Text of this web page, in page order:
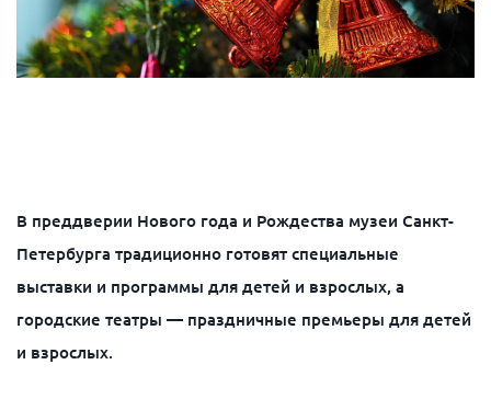
В преддверии Нового года и Рождества музеи Санкт-
Петербурга традиционно готовят специальные
выставки и программы для детей и взрослых, а
городские театры — праздничные премьеры для детей
и взрослых.